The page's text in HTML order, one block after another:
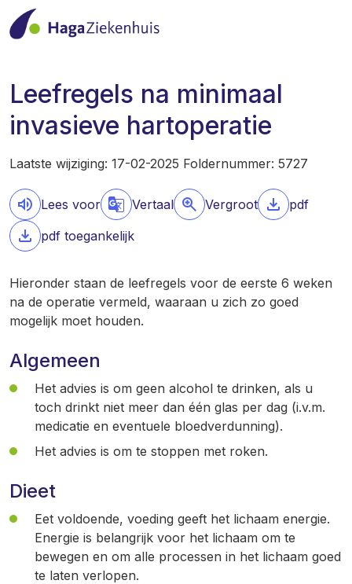
Leefregels na minimaal
invasieve hartoperatie
Laatste wijziging: 17-02-2025 Foldernummer: 5727
Lees voor Vertaal Vergroot
pdf
pdf toegankelijk
Hieronder staan de leefregels voor de eerste 6 weken
na de operatie vermeld, waaraan u zich zo goed
mogelijk moet houden.
Algemeen
Het advies is om geen alcohol te drinken, als u
toch drinkt niet meer dan één glas per dag (i.v.m.
medicatie en eventuele bloedverdunning).
Het advies is om te stoppen met roken.
Dieet
Eet voldoende, voeding geeft het lichaam energie.
Energie is belangrijk voor het lichaam om te
bewegen en om alle processen in het lichaam goed
te laten verlopen.